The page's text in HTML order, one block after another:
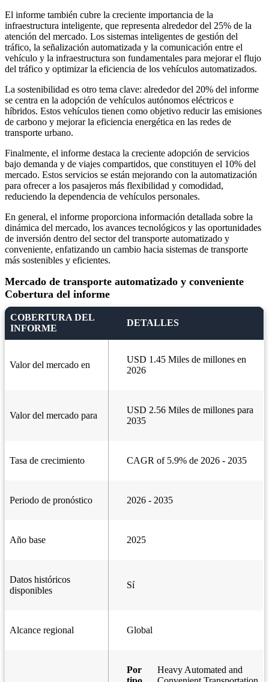
El informe también cubre la creciente importancia de la
infraestructura inteligente, que representa alrededor del 25% de la
atención del mercado. Los sistemas inteligentes de gestión del
tráfico, la señalización automatizada y la comunicación entre el
vehículo y la infraestructura son fundamentales para mejorar el flujo
del tráfico y optimizar la eficiencia de los vehículos automatizados.
La sostenibilidad es otro tema clave: alrededor del 20% del informe
se centra en la adopción de vehículos autónomos eléctricos e
híbridos. Estos vehículos tienen como objetivo reducir las emisiones
de carbono y mejorar la eficiencia energética en las redes de
transporte urbano.
Finalmente, el informe destaca la creciente adopción de servicios
bajo demanda y de viajes compartidos, que constituyen el 10% del
mercado. Estos servicios se están mejorando con la automatización
para ofrecer a los pasajeros más flexibilidad y comodidad,
reduciendo la dependencia de vehículos personales.
En general, el informe proporciona información detallada sobre la
dinámica del mercado, los avances tecnológicos y las oportunidades
de inversión dentro del sector del transporte automatizado y
conveniente, enfatizando un cambio hacia sistemas de transporte
más sostenibles y eficientes.
Mercado de transporte automatizado y conveniente
Cobertura del informe
COBERTURA DEL
INFORME
DETALLES
Valor del mercado en
USD 1.45 Miles de millones en
2026
Valor del mercado para
USD 2.56 Miles de millones para
2035
Tasa de crecimiento CAGR of 5.9% de 2026 - 2035
Periodo de pronóstico 2026 - 2035
Año base 2025
Datos históricos
disponibles
Sí
Alcance regional Global
Por
Heavy Automated and